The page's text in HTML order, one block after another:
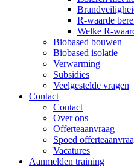
R-waarde
Welke R-
Biobased bouwen
Biobased isolatie
Verwarming
Subsidies
Veelgestelde vragen
Contact
Contact
Over ons
Offerteaanvraag
Spoed
Vacatures
Aanmelden training